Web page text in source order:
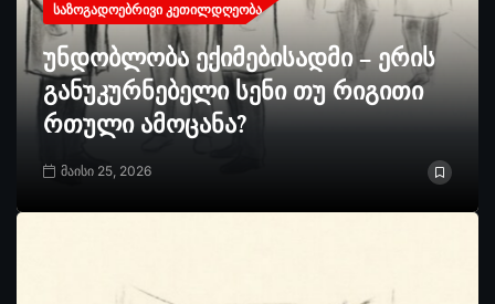
ᲡᲐᲖᲝᲒᲐᲓᲝᲔᲑᲠᲘᲕᲘ ᲙᲔᲗᲘᲚᲓᲦᲔᲝᲑᲐ
უნდობლობა ექიმებისადმი – ერის
განუკურნებელი სენი თუ რიგითი
რთული ამოცანა?
მაისი 25, 2026